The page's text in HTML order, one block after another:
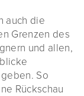
auch die
Grenzen des
und allen,
So
Rückschau